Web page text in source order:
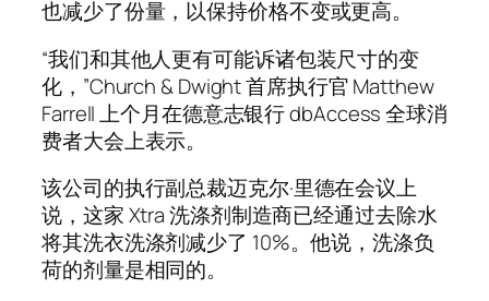
也减少了份量，以保持价格不变或更高。
“我们和其他人更有可能诉诸包装尺寸的变
化，”Church & Dwight 首席执行官 Matthew
Farrell 上个月在德意志银行 dbAccess 全球消
费者大会上表示。
该公司的执行副总裁迈克尔·里德在会议上
说，这家 Xtra 洗涤剂制造商已经通过去除水
将其洗衣洗涤剂减少了 10%。他说，洗涤负
荷的剂量是相同的。